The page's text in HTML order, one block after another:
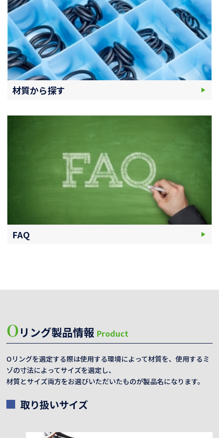
材質から探す
FAQ
Oリング製品情報 Product
Oリングを選定する際は使用する環境によって材質を、使用するミ
ゾの寸法によってサイズを選定し、
材質とサイズ両方をお選びいただいたものが製品名になります。
取り扱いサイズ